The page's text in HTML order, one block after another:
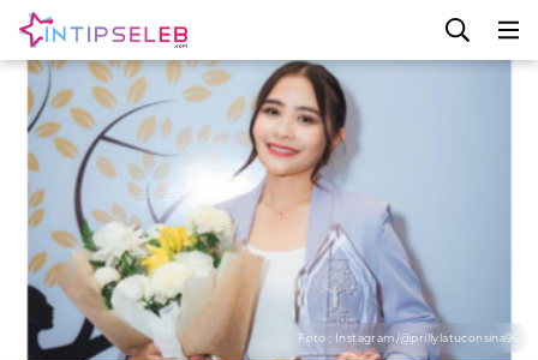
Foto : Instagram/@prillylatuconsina96